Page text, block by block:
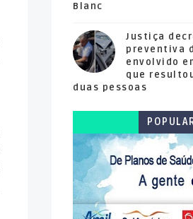
Blanc
Justiça
preventiva
envolvido
que
duas pessoas